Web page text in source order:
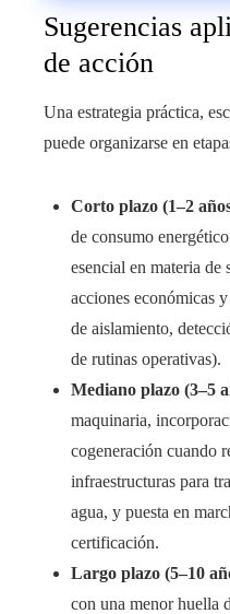
Sugerencias
de acción
Una estrategia práctica,
puede organizarse en
Corto plazo (1–2
de consumo
esencial en materia de
acciones económicas
de aislamiento,
de rutinas operativas).
Mediano plazo (3–5
maquinaria,
cogeneración cuando
infraestructuras para
agua, y puesta en
certificación.
Largo plazo (5–10
con una menor huella